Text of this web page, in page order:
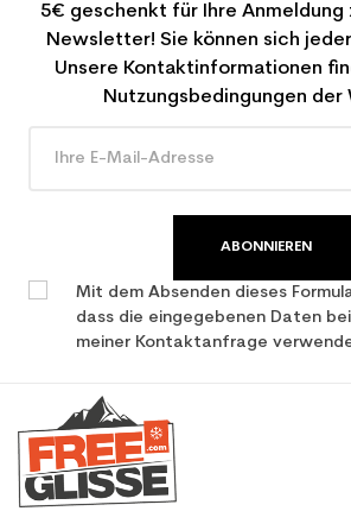
5€ geschenkt für Ihre Anmeldung
Newsletter! Sie können sich
Unsere Kontaktinformationen
Nutzungsbedingungen der
ABONNIEREN
Mit dem Absenden dieses
dass die eingegebenen Daten
meiner Kontaktanfrage